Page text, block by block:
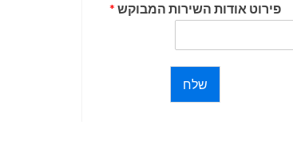
פירוט אודות השירות המבוקש *
שלח